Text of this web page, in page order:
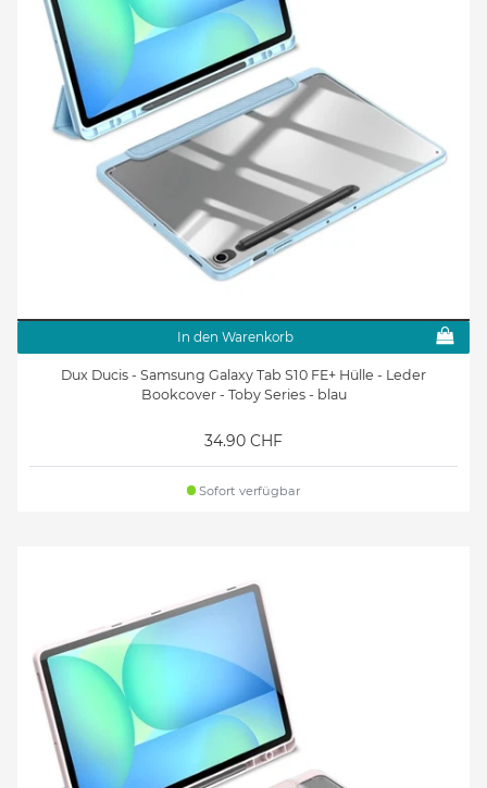
In den Warenkorb
Dux Ducis - Samsung Galaxy Tab S10 FE+ Hülle - Leder
Bookcover - Toby Series - blau
34.90 CHF
Sofort verfügbar